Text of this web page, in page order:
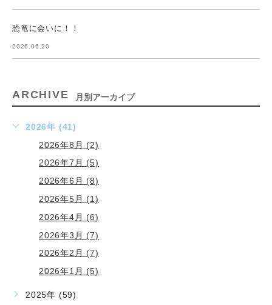
恐竜に会いに！！
2026.06.20
ARCHIVE 月別アーカイブ
2026年 (41)
2026年8月 (2)
2026年7月 (5)
2026年6月 (8)
2026年5月 (1)
2026年4月 (6)
2026年3月 (7)
2026年2月 (7)
2026年1月 (5)
2025年 (59)